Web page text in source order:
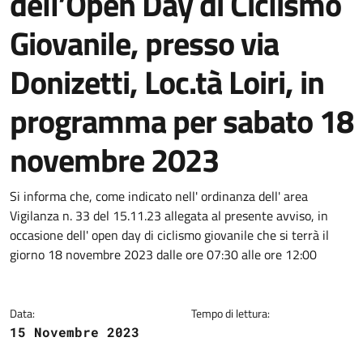
Giovanile, presso via
Donizetti, Loc.tà Loiri, in
programma per sabato 18
novembre 2023
Dettagli della notizia
Si informa che, come indicato nell' ordinanza dell' area
Vigilanza n. 33 del 15.11.23 allegata al presente avviso, in
occasione dell' open day di ciclismo giovanile che si terrà il
giorno 18 novembre 2023 dalle ore 07:30 alle ore 12:00
Data:
15 Novembre 2023
Tempo di lettura: